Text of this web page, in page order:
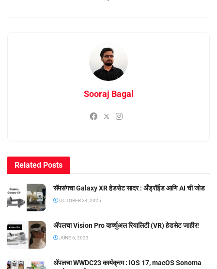
Sooraj Bagal
Related Posts
सॅमसंगचा Galaxy XR हेडसेट सादर : अँड्रॉईड आणि AI ची जोड
OCTOBER 24, 2025
ॲपलचा Vision Pro व्हर्च्युअल रियालिटी (VR) हेडसेट जाहीर!
JUNE 6, 2023
ॲपलचा WWDC23 कार्यक्रम : iOS 17, macOS Sonoma